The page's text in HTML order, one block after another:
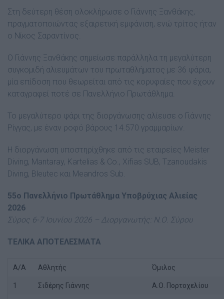
Στη δεύτερη θέση ολοκλήρωσε ο Γιάννης Ξανθάκης,
πραγματοποιώντας εξαιρετική εμφάνιση, ενώ τρίτος ήταν
ο Νίκος Σαραντίνος.
Ο Γιάννης Ξανθάκης σημείωσε παράλληλα τη μεγαλύτερη
συγκομιδή αλιευμάτων του πρωταθλήματος με 36 ψάρια,
μία επίδοση που θεωρείται από τις κορυφαίες που έχουν
καταγραφεί ποτέ σε Πανελλήνιο Πρωτάθλημα.
Το μεγαλύτερο ψάρι της διοργάνωσης αλίευσε ο Γιάννης
Ρίγγας, με έναν ροφό βάρους 14.570 γραμμαρίων.
Η διοργάνωση υποστηρίχθηκε από τις εταιρείες Meister
Diving, Mantaray, Kartelias & Co., Xifias SUB, Tzanoudakis
Diving, Bleutec και Meandros Sub.
55ο Πανελλήνιο Πρωτάθλημα Υποβρύχιας Αλιείας
2026
Σύρος 6-7 Ιουνίου 2026 – Διοργανωτής: Ν.Ο. Σύρου
ΤΕΛΙΚΑ ΑΠΟΤΕΛΕΣΜΑΤΑ
Α/Α Αθλητής Όμιλος
1 Σιδέρης Γιάννης Α.Ο. Πορτοχελίου